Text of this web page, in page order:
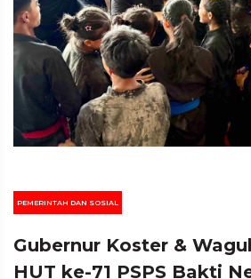
PEMERINTAH DAN SOSIAL
Gubernur Koster &
HUT ke-71 PSPS Bakti